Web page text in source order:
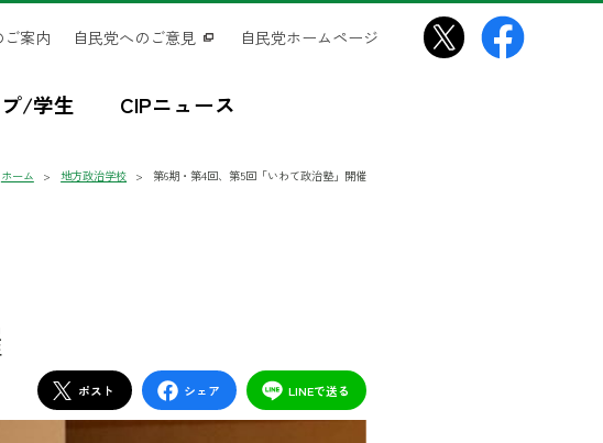
/学生 CIPニュース
案内 自民党へのご意見 自民党ホームページ
ホーム 地方政治学校 第6期・第4回、第5回「いわて政治塾」開催
ポスト シェア LINEで送る